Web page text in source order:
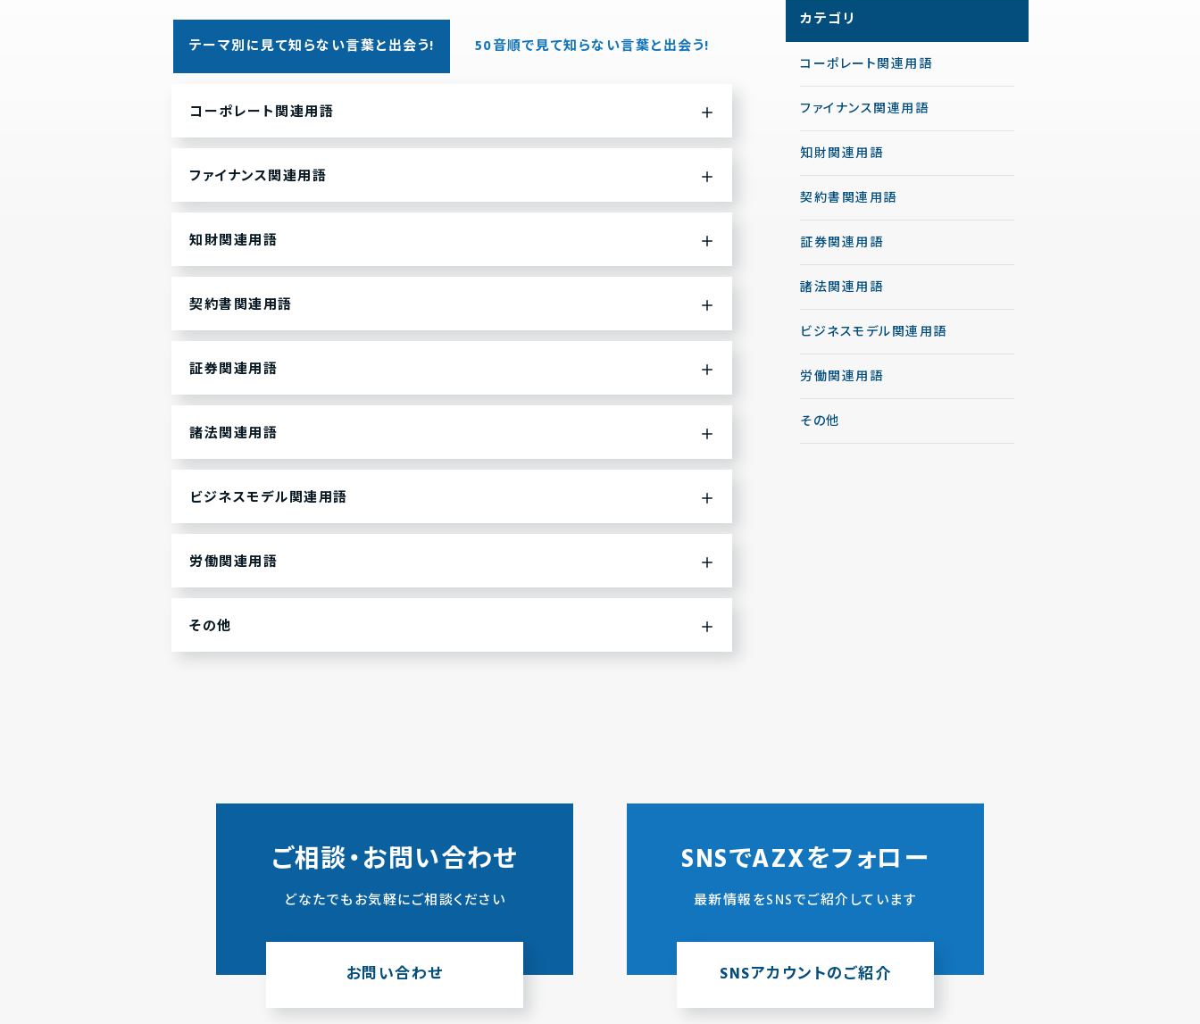
テーマ別に見て知らない言葉と出会う! 50音順で見て知らない言葉と出会う!
コーポレート関連用語
ファイナンス関連用語
知財関連用語
契約書関連用語
証券関連用語
諸法関連用語
ビジネスモデル関連用語
労働関連用語
その他
カテゴリ
コーポレート関連用語
ファイナンス関連用語
知財関連用語
契約書関連用語
証券関連用語
諸法関連用語
ビジネスモデル関連用語
労働関連用語
その他
ご相談・お問い合わせ
どなたでもお気軽にご相談ください
お問い合わせ
SNSでAZXをフォロー
最新情報をSNSでご紹介しています
SNSアカウントのご紹介